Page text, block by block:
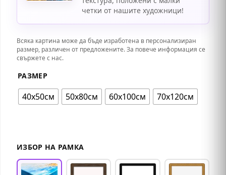
четки от нашите художници!
Всяка картина може да бъде изработена в персонализиран
размер, различен от предложените. За повече информация се
свържете с нас.
РАЗМЕР
40х50см 50х80см 60х100см 70х120см
ИЗБОР НА РАМКА